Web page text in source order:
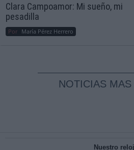
Clara Campoamor: Mi sueño, mi
pesadilla
Por María Pérez Herrero
NOTICIAS MAS
Nuestro reloj